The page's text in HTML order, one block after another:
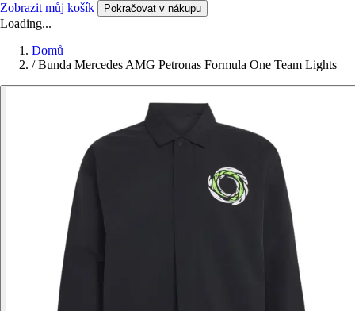
Zobrazit můj košík Pokračovat v nákupu
Loading...
Domů
/ Bunda Mercedes AMG Petronas Formula One Team Lights